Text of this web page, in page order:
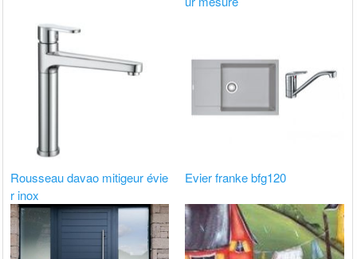
Rousseau davao mitigeur évie
r inox
Evier franke bfg120